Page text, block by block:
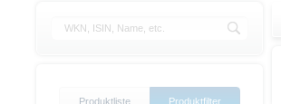
Produktliste Produktfilter